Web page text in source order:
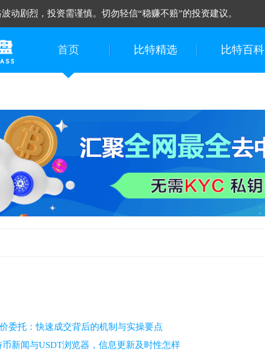
动剧烈，投资需谨慎。切勿轻信“稳赚不赔”的投资建议。
首页 比特精选 比特百科
委托：快速成交背后的机制与实操要点
新闻与USDT浏览器，信息更新及时性怎样